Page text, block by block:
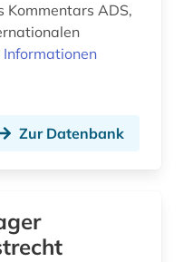
bundesverfassungsgerichtsgesetz (1)
Kommentars ADS,
Informationen
Zur Datenbank